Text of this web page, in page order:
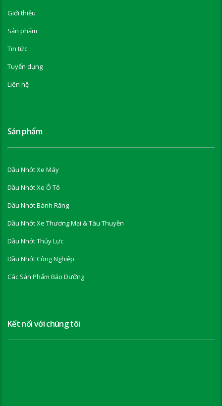
Giới thiệu
Sản phẩm
Tin tức
Tuyển dụng
Liên hệ
Sản phẩm
Dầu Nhớt Xe Máy
Dầu Nhớt Xe Ô Tô
Dầu Nhớt Bánh Răng
Dầu Nhớt Xe Thương Mại & Tàu Thuyền
Dầu Nhớt Thủy Lực
Dầu Nhớt Công Nghiệp
Các Sản Phẩm Bảo Dưỡng
Kết nối với chúng tôi